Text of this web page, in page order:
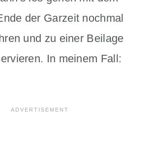
der Garzeit nochmal
und zu einer Beilage
In meinem Fall: